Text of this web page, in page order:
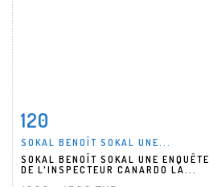
Fiche détaillée
120
SOKAL BENOÎT SOKAL UNE...
SOKAL BENOÎT SOKAL UNE ENQUÊTE
DE L'INSPECTEUR CANARDO LA...